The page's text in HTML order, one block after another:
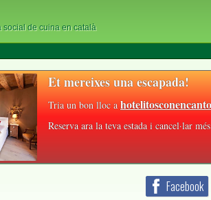
de cuina en català
Et mereixes una escapada!
Tria un bon lloc a
Reserva ara la teva estada i cancel·lar
Facebook